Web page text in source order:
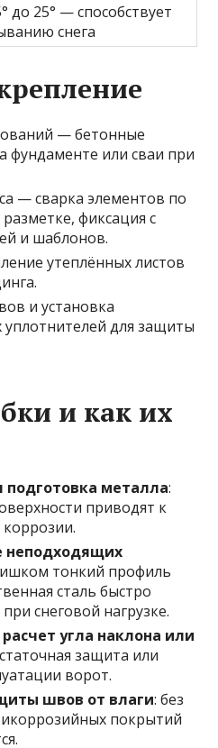
до 25° — способствует
снега
— бетонные
фундаменте или сваи при
— сварка элементов по
фиксация с
и шаблонов.
утеплённых листов
и установка
для защиты
и как их
подготовка металла:
приводят к
неподходящих
тонкий профиль
сталь быстро
снеговой нагрузке.
угла наклона или
защита или
ворот.
швов от влаги: без
покрытий